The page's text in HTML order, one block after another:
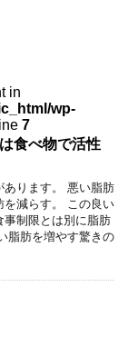
in
wp-
7
食べ物で活性
あります。 悪い脂肪
を減らす。 この良い
事制限とは別に脂肪
脂肪を増やす驚きの